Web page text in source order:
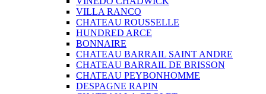
VILLA RANCO
CHATEAU ROUSSELLE
HUNDRED ARCE
BONNAIRE
CHATEAU BARRAIL SAINT ANDRE
CHATEAU BARRAIL DE BRISSON
CHATEAU PEYBONHOMME
DESPAGNE RAPIN